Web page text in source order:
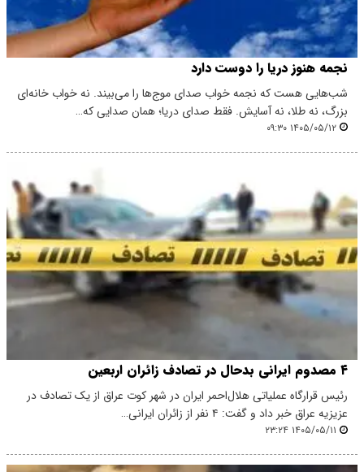
نجمه هنوز دریا را دوست دارد
شب‌هایی هست که نجمه خواب صدای موج‌ها را می‌بیند. نه خواب خانه‌ای
بزرگ، نه طلا، نه آسایش. فقط صدای دریا؛ همان صدایی که…
۱۴۰۵/۰۵/۱۲ ۰۹:۳۰
۴ مصدوم ایرانی بدحال در تصادف زائران اربعین
رئیس قرارگاه عملیاتی هلال‌احمر ایران در شهر کوت عراق از یک تصادف در
عزیزیه عراق خبر داد و گفت: ۴ نفر از زائران ایرانی…
۱۴۰۵/۰۵/۱۱ ۲۳:۲۴